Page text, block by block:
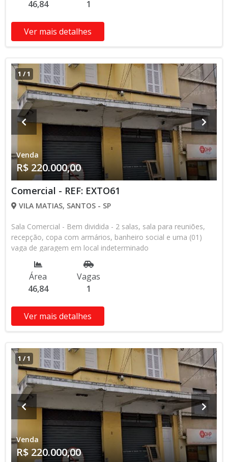
46,84
1
Ver mais detalhes
1 /1
Venda
R$ 220.000,00
Comercial - REF: EXTO61
VILA MATIAS, SANTOS - SP
Sala Comercial - Bem dividida - 2 salas, sala para reuniões,
recepção, copa com armários, banheiro social e uma (01)
vaga de garagem em local indeterminado
Área
46,84
Vagas
1
Ver mais detalhes
1 /1
Venda
R$ 220.000,00